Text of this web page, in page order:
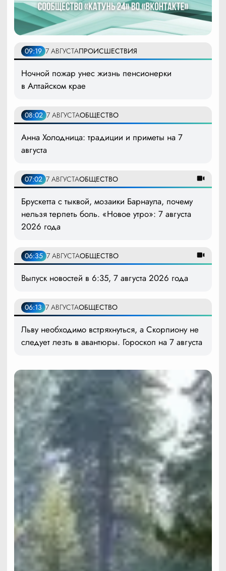
09:19 7 АВГУСТАПРОИСШЕСТВИЯ
Ночной пожар унес жизнь пенсионерки
в Алтайском крае
08:02 7 АВГУСТАОБЩЕСТВО
Анна Холодница: традиции и приметы на 7
августа
07:02 7 АВГУСТАОБЩЕСТВО
Брускетта с тыквой, мозаики Барнаула, почему
нельзя терпеть боль. «Новое утро»: 7 августа
2026 года
06:35 7 АВГУСТАОБЩЕСТВО
Выпуск новостей в 6:35, 7 августа 2026 года
06:13 7 АВГУСТАОБЩЕСТВО
Льву необходимо встряхнуться, а Скорпиону не
следует лезть в авантюры. Гороскоп на 7 августа